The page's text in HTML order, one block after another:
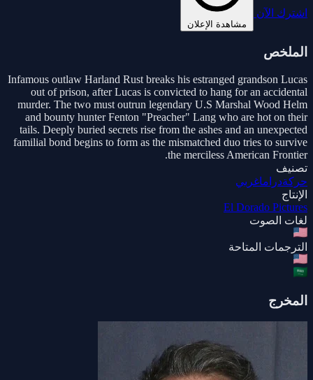
اشترك الآن
مشاهدة الإعلان
الملخص
Infamous outlaw Harland Rust breaks his estranged grandson Lucas
out of prison, after Lucas is convicted to hang for an accidental
murder. The two must outrun legendary U.S Marshal Wood Helm
and bounty hunter Fenton "Preacher" Lang who are hot on their
tails. Deeply buried secrets rise from the ashes and an unexpected
familial bond begins to form as the mismatched duo tries to survive
the merciless American Frontier.
تصنيف
حركةدراماغربي
الإنتاج
El Dorado Pictures
لغات الصوت
الترجمات المتاحة
المخرج